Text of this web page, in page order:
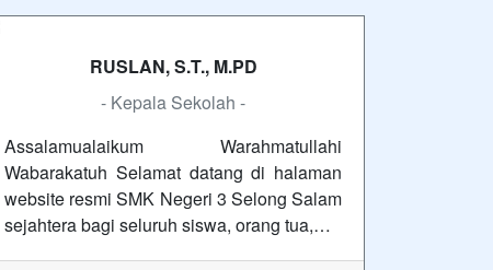
RUSLAN, S.T., M.PD
- Kepala Sekolah -
Assalamualaikum Warahmatullahi
Wabarakatuh Selamat datang di halaman
website resmi SMK Negeri 3 Selong Salam
sejahtera bagi seluruh siswa, orang tua,…